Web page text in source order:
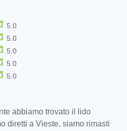
5.0
5.0
5.0
5.0
5.0
abbiamo trovato il lido
diretti a Vieste. siamo rimasti